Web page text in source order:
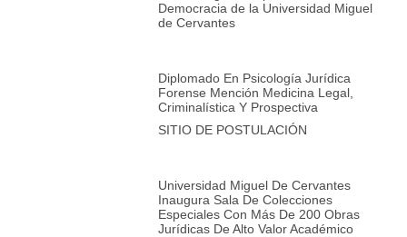
Democracia de la Universidad Miguel
de Cervantes
Diplomado En Psicología Jurídica
Forense Mención Medicina Legal,
Criminalística Y Prospectiva
SITIO DE POSTULACIÓN
Universidad Miguel De Cervantes
Inaugura Sala De Colecciones
Especiales Con Más De 200 Obras
Jurídicas De Alto Valor Académico